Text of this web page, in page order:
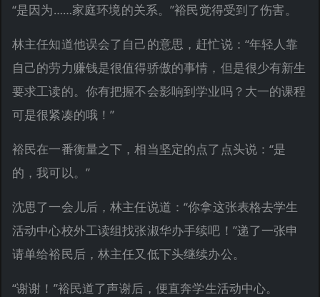
“是因为……家庭环境的关系。”裕民觉得受到了伤害。
林主任知道他误会了自己的意思，赶忙说：“年轻人靠
自己的劳力赚钱是很值得骄傲的事情，但是很少有新生
要求工读的。你有把握不会影响到学业吗？大一的课程
可是很紧凑的哦！”
裕民在一番衡量之下，相当坚定的点了点头说：“是
的，我可以。”
沈思了一会儿后，林主任说道：“你拿这张表格去学生
活动中心校外工读组找张淑华办手续吧！”递了一张申
请单给裕民后，林主任又低下头继续办公。
“谢谢！”裕民道了声谢后，便直奔学生活动中心。